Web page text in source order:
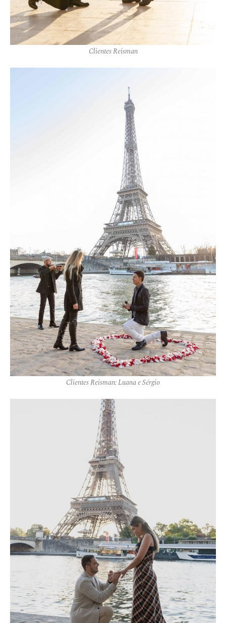
Clientes Reisman
Clientes Reisman: Luana e Sérgio